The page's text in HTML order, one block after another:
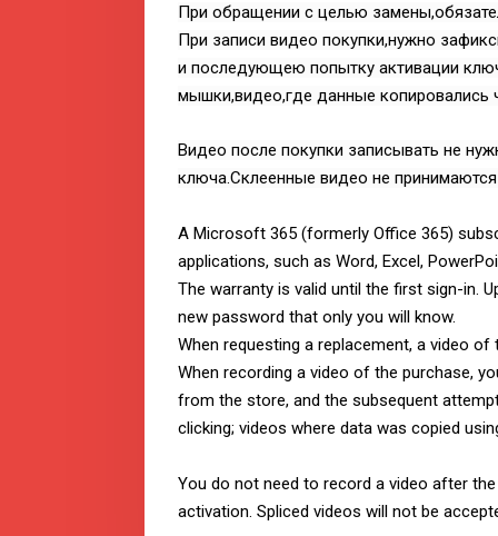
При обращении с целью
При записи видео покупки,нужно
и последующею попытку активации
мышки,видео,где данные копировались
Видео после покупки записывать не
ключа.Склеенные видео не
A Microsoft 365 (formerly Office 365)
applications, such as Word, Excel,
The warranty is valid until the first sign-in.
new password that only you will know.
When requesting a replacement, a video of
When recording a video of the purchase,
from the store, and the subsequent
clicking; videos where data was copied
You do not need to record a video after
activation. Spliced ​​videos will not be